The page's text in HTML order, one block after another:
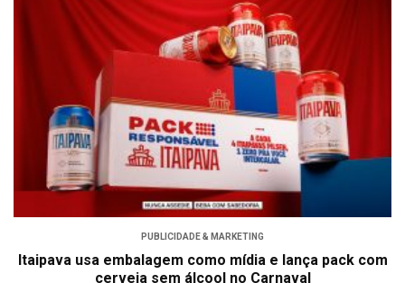
PUBLICIDADE & MARKETING
Itaipava usa embalagem como mídia e lança pack com
cerveja sem álcool no Carnaval